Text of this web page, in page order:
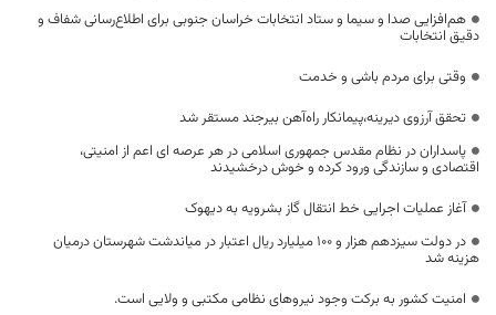
هم‌افزایی صدا و سیما و ستاد انتخابات خراسان جنوبی برای اطلاع‌رسانی شفاف و
دقیق انتخابات
وقتی برای مردم باشی و خدمت
تحقق آرزوی دیرینه،پیمانکار راه‌آهن بیرجند مستقر شد
پاسداران در نظام مقدس جمهوری اسلامی در هر عرصه ای اعم از امنیتی،
اقتصادی و سازندگی ورود کرده و خوش درخشیدند
آغاز عملیات اجرایی خط انتقال گاز بشرویه به دیهوک
در دولت سیزدهم هزار و ۱۰۰ میلیارد ریال اعتبار در میاندشت شهرستان درمیان
هزینه شد
امنیت کشور به برکت وجود نیروهای نظامی مکتبی و ولایی است.